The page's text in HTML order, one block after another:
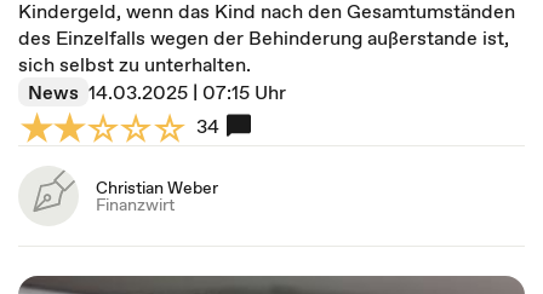
Kindergeld, wenn das Kind nach den Gesamtumständen
des Einzelfalls wegen der Behinderung außerstande ist,
sich selbst zu unterhalten.
News 14.03.2025 | 07:15 Uhr
34
Christian Weber
Finanzwirt